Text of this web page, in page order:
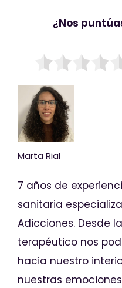
¿Nos
Marta Rial
7 años de
sanitaria
Adicciones. Desde
terapéutico nos
hacia nuestro
nuestras